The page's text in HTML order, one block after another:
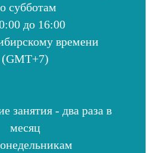
субботам
до 16:00
времени
(GMT+7)
занятия - два раза в
месяц